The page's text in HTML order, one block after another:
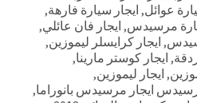
عوائل, ايجار سيارة فارهة,
مرسيدس, ايجار فان عائلي,
, ايجار كرايسلر ليموزين,
, ايجار كوستر مارينا,
, ايجار ليموزين,
ايجار مرسيدس بانوراما,